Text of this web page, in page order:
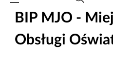
BIP MJO -
Obsługi